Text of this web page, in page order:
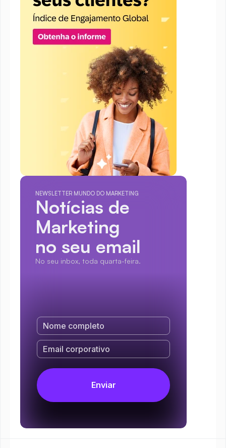
NEWSLETTER MUNDO DO MARKETING
Notícias de
Marketing
no seu email
No seu inbox, toda quarta-feira.